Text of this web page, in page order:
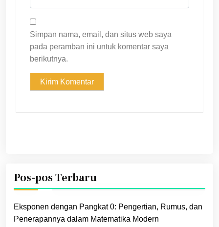
Simpan nama, email, dan situs web saya
pada peramban ini untuk komentar saya
berikutnya.
Pos-pos Terbaru
Eksponen dengan Pangkat 0: Pengertian, Rumus, dan
Penerapannya dalam Matematika Modern